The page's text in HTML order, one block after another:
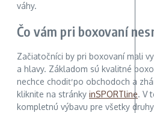
váhy.
Čo vám pri boxovaní
Začiatočníci by pri boxovaní mali
a hlavy. Základom sú kvalitné
nechce chodiť po obchodoch a
kliknite na stránky inSPORTline. V
kompletnú výbavu pre všetky